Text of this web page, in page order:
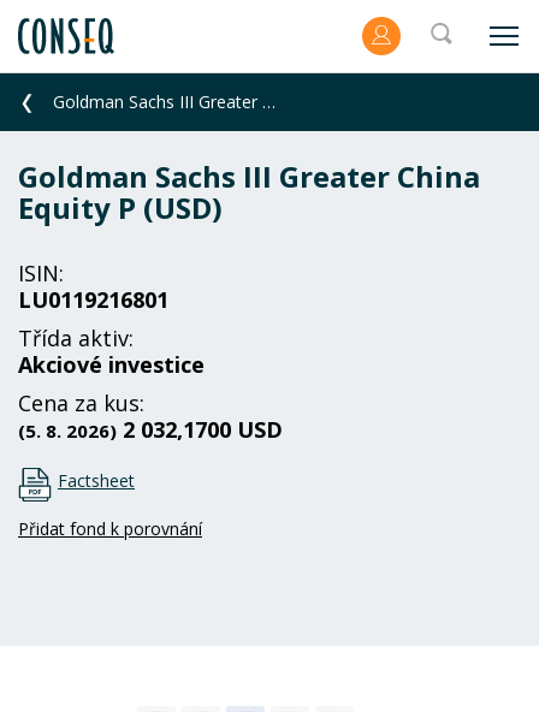
Goldman Sachs III Greater China Equity P (USD)
Goldman Sachs III Greater China
Equity P (USD)
ISIN:
LU0119216801
Třída aktiv:
Akciové investice
Cena za kus:
(5. 8. 2026) 2 032,1700 USD
Factsheet
Přidat fond k porovnání